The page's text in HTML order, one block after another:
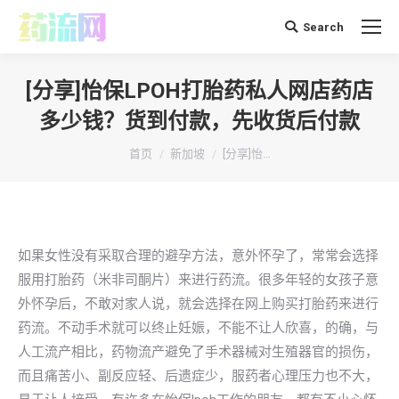
搜 Search
[分享]怡保LPOH打胎药私人网店药店
多少钱？货到付款，先收货后付款
你在这里：
首页 新加坡 [分享]怡…
如果女性没有采取合理的避孕方法，意外怀孕了，常常会选择
服用打胎药（米非司酮片）来进行药流。很多年轻的女孩子意
外怀孕后，不敢对家人说，就会选择在网上购买打胎药来进行
药流。不动手术就可以终止妊娠，不能不让人欣喜，的确，与
人工流产相比，药物流产避免了手术器械对生殖器官的损伤，
而且痛苦小、副反应轻、后遗症少，服药者心理压力也不大，